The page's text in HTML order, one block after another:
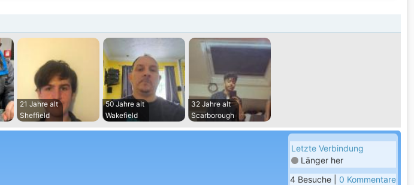
21 Jahre alt
Sheffield
50 Jahre alt
Wakefield
32 Jahre alt
Scarborough
Letzte Verbindung
Länger her
4 Besuche | 0 Kommentare